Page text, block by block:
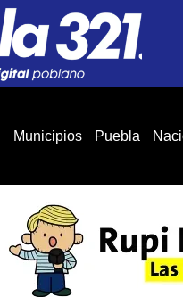
Municipios Puebla